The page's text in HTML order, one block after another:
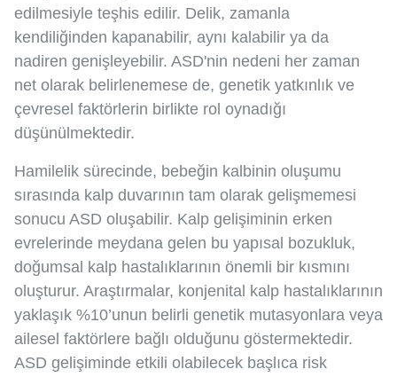
edilmesiyle teşhis edilir. Delik, zamanla
kendiliğinden kapanabilir, aynı kalabilir ya da
nadiren genişleyebilir. ASD'nin nedeni her zaman
net olarak belirlenemese de, genetik yatkınlık ve
çevresel faktörlerin birlikte rol oynadığı
düşünülmektedir.
Hamilelik sürecinde, bebeğin kalbinin oluşumu
sırasında kalp duvarının tam olarak gelişmemesi
sonucu ASD oluşabilir. Kalp gelişiminin erken
evrelerinde meydana gelen bu yapısal bozukluk,
doğumsal kalp hastalıklarının önemli bir kısmını
oluşturur. Araştırmalar, konjenital kalp hastalıklarının
yaklaşık %10’unun belirli genetik mutasyonlara veya
ailesel faktörlere bağlı olduğunu göstermektedir.
ASD gelişiminde etkili olabilecek başlıca risk